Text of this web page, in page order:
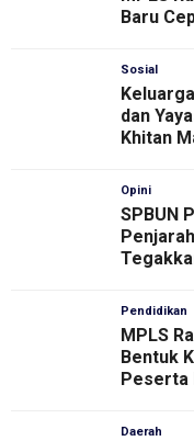
Baru
Sosial
dan
Khitan
Opini
SPBUN
Pendidikan
MPLS
Bentuk
Peserta
Daerah